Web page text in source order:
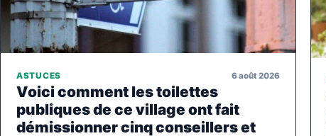
ASTUCES 6 août 2026
Voici comment les toilettes
publiques de ce village ont fait
démissionner cinq conseillers et